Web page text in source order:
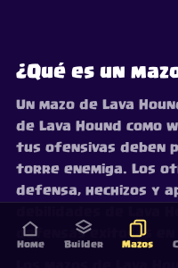
¿Qué es un
Un mazo de Lava
de Lava Hound como
tus ofensivas deben
torre enemiga. Los
defensa, hechizos y
defensas exitosas
Home Builder Mazos